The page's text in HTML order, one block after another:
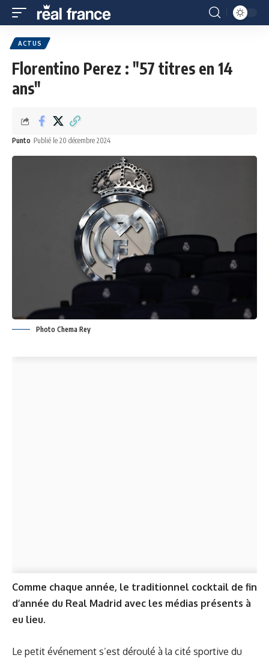
ACTUS
Florentino Perez : "57 titres en 14
ans"
Punto Publié le 20 décembre 2024
Photo Chema Rey
Comme chaque année, le traditionnel cocktail de fin
d’année du Real Madrid avec les médias présents à
eu lieu.
Le petit événement s’est déroulé à la cité sportive du